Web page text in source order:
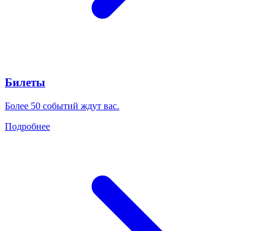
Билеты
Более 50 событий ждут вас.
Подробнее